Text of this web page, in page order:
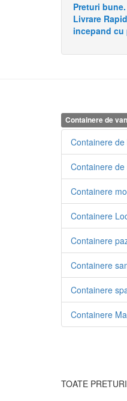
Preturi
Livrare
incepand cu
Containere de
Containere de
Containere
Containere
Containere
Containere
Containere
Containere
Containere
TOATE